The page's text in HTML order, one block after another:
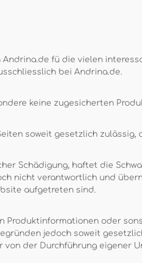
Andrina.de fü die vielen
bei Andrina.de.
keine zugesicherten
soweit gesetzlich
Schädigung, haftet die
nicht verantwortlich und
aufgetreten sind.
Produktinformationen oder
jedoch soweit
der Durchführung eigener